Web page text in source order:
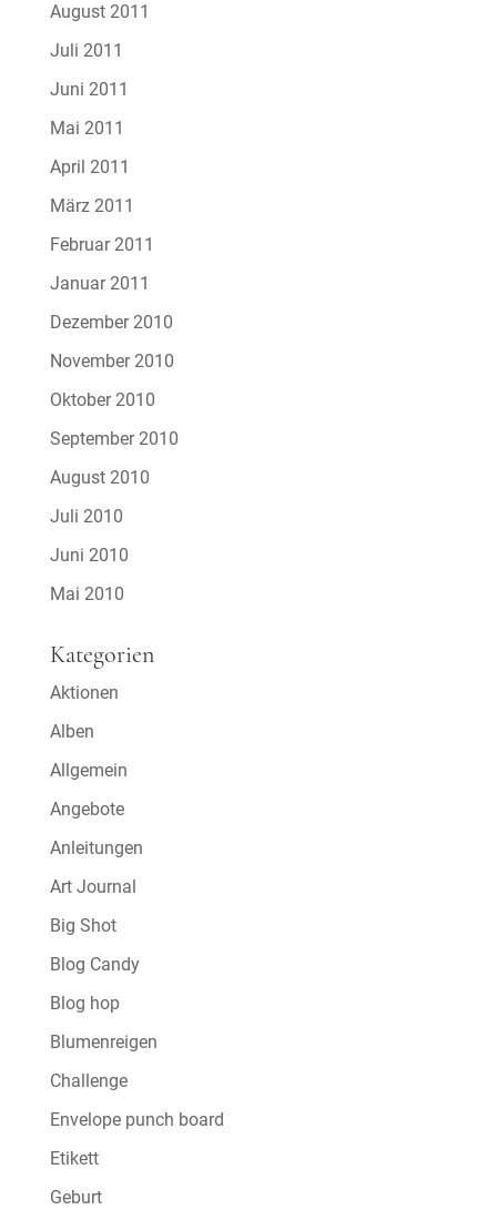
August 2011
Juli 2011
Juni 2011
Mai 2011
April 2011
März 2011
Februar 2011
Januar 2011
Dezember 2010
November 2010
Oktober 2010
September 2010
August 2010
Juli 2010
Juni 2010
Mai 2010
Kategorien
Aktionen
Alben
Allgemein
Angebote
Anleitungen
Art Journal
Big Shot
Blog Candy
Blog hop
Blumenreigen
Challenge
Envelope punch board
Etikett
Geburt